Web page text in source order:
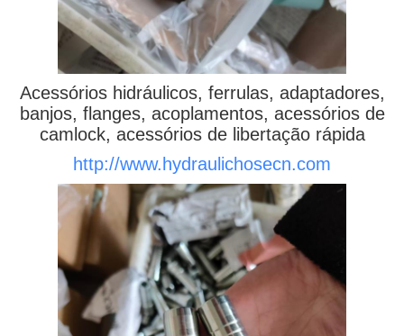
Acessórios hidráulicos, ferrulas, adaptadores,
banjos, flanges, acoplamentos, acessórios de
camlock, acessórios de libertação rápida
http://www.hydraulichosecn.com